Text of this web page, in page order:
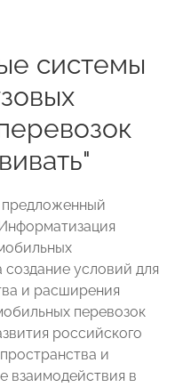
системы
создание условий для
и расширения
перевозок
российского
и
взаимодействия в